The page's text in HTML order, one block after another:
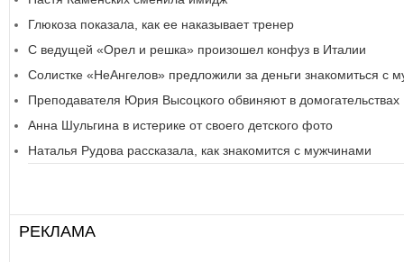
Глюкоза показала, как ее наказывает тренер
С ведущей «Орел и решка» произошел конфуз в Италии
Солистке «НеАнгелов» предложили за деньги знакомиться с
Преподавателя Юрия Высоцкого обвиняют в домогательствах
Анна Шульгина в истерике от своего детского фото
Наталья Рудова рассказала, как знакомится с мужчинами
РЕКЛАМА